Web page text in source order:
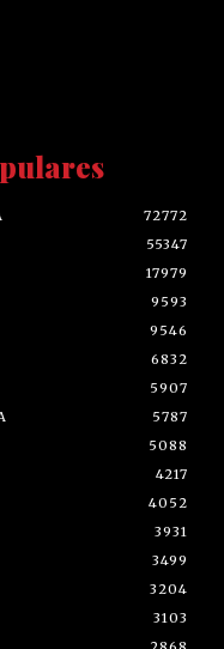
72772
55347
17979
9593
9546
6832
5907
5787
5088
4217
4052
3931
3499
3204
3103